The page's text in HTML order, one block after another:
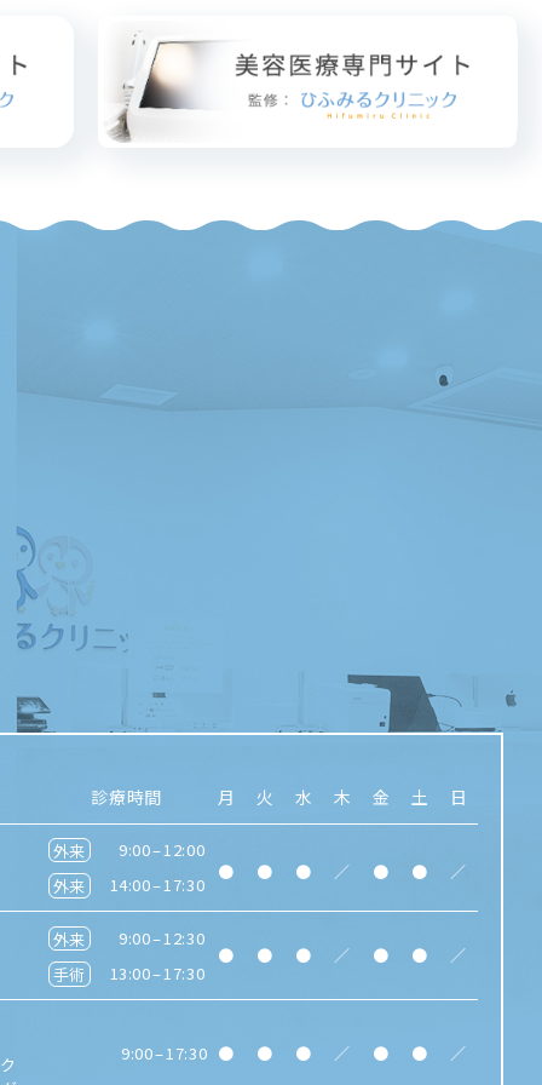
診療時間 月 火 水 木 金 土 日
9:00–12:00
14:00–17:30
● ● ● ／ ● ● ／
9:00–12:30
13:00–17:30
● ● ● ／ ● ● ／
9:00–17:30 ● ● ● ／ ● ● ／